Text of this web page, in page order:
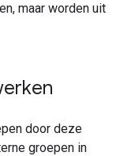
maar worden uit
door deze
groepen in